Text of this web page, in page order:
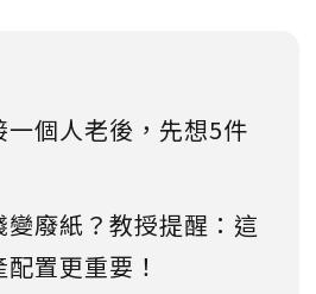
一個人老後，先想5件
廢紙？教授提醒：這
置更重要！